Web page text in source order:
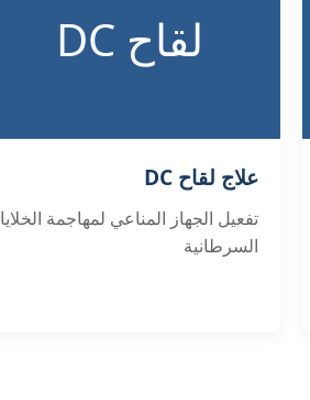
لقاح DC
علاج لقاح DC
تفعيل الجهاز المناعي لمهاجمة الخلايا
السرطانية